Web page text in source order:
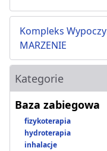
Kompleks
MARZENIE
Kategorie
Baza zabiegowa
fizykoterapia
hydroterapia
inhalacje